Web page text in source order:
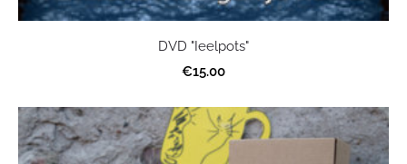
DVD "Ieelpots"
€15.00